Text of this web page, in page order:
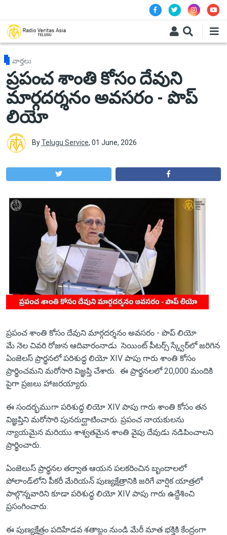
వార్తలు
ప్రపంచ శాంతి కోసం దేవుని
మార్గదర్శనం అవసరం - పొప్
లియో
ByTelugu Service, 01 June, 2026
ప్రపంచ శాంతి కోసం దేవుని మార్గదర్శనం అవసరం - పొప్ లియో
మే నెల చివరి రోజున ఆదివారంనాడు సెయింట్ పీటర్స్ స్క్వేర్‌లో జరిగిన
ఏంజెలస్ ప్రార్థనలో పరిశుద్ధ లియో XIV పాపు గారు శాంతి కోసం
ప్రార్థించమని మరోసారి విజ్ఞప్తి చేశారు. ఈ ప్రార్థనలలో 20,000 మందికి
పైగా ప్రజలు హాజరయ్యారు.
ఈ సందర్భముగా పరిశుద్ధ లియో XIV పాపు గారు శాంతి కోసం తన
విజ్ఞప్తిని మరోసారి పునరుద్ఘాటించారు. ప్రపంచ నాయకులను
న్యాయమైన మరియు శాశ్వతమైన శాంతి వైపు దేవుడు నడిపించాలని
ప్రార్థించారు.
ఏంజెలుస్ ప్రార్థనల తర్వాత ఆయన పలకరించిన బృందాలలో
పోలాండ్‌లోని పీకరీ మేరియన్ పుణ్యక్షేత్రానికి జరిగే వార్షిక యాత్రలో
పాల్గొన్నవారిని కూడా పరిశుద్ధ లియో XIV పాపు గారు ఉద్దేశించి
ప్రసంగించారు.
ఈ పుణ్యక్షేత్రం పదిహేడవ శతాబ్దం నుండి మేరీ మాత భక్తికి కేంద్రంగా